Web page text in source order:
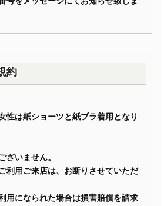
約
性は紙ショーツと紙ブラ着用となり
ざいません。
利用ご来店は、お断りさせていただ
用になられた場合は損害賠償を請求